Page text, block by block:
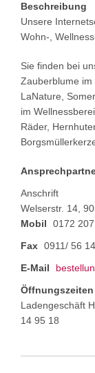
Beschreibung
Unsere
Wohn-,
Sie finden bei
Zauberblume im
LaNature,
im
Räder,
Anschrift
Welserstr. 14,
Mobil
0172
Fax 0911/ 56
E-Mail
Öffnungszeiten
Ladengeschäft
14 95 18